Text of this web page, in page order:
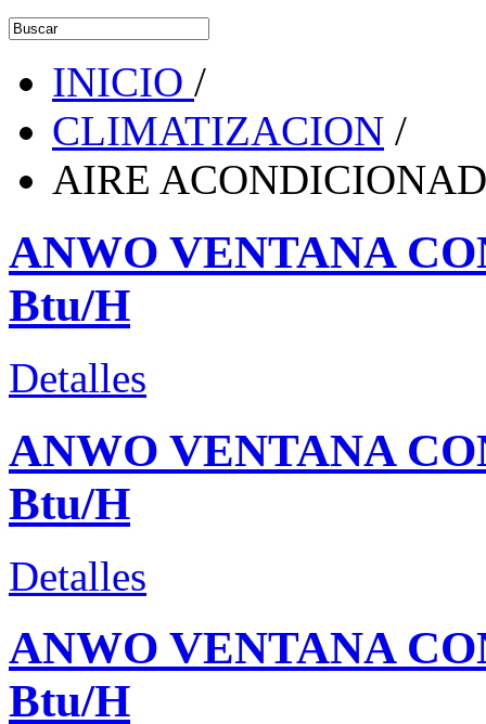
INICIO /
CLIMATIZACION /
AIRE
ANWO VENTANA
Btu/H
Detalles
ANWO VENTANA
Btu/H
Detalles
ANWO VENTANA
Btu/H